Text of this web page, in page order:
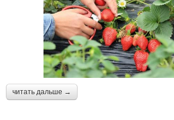
читать дальше →